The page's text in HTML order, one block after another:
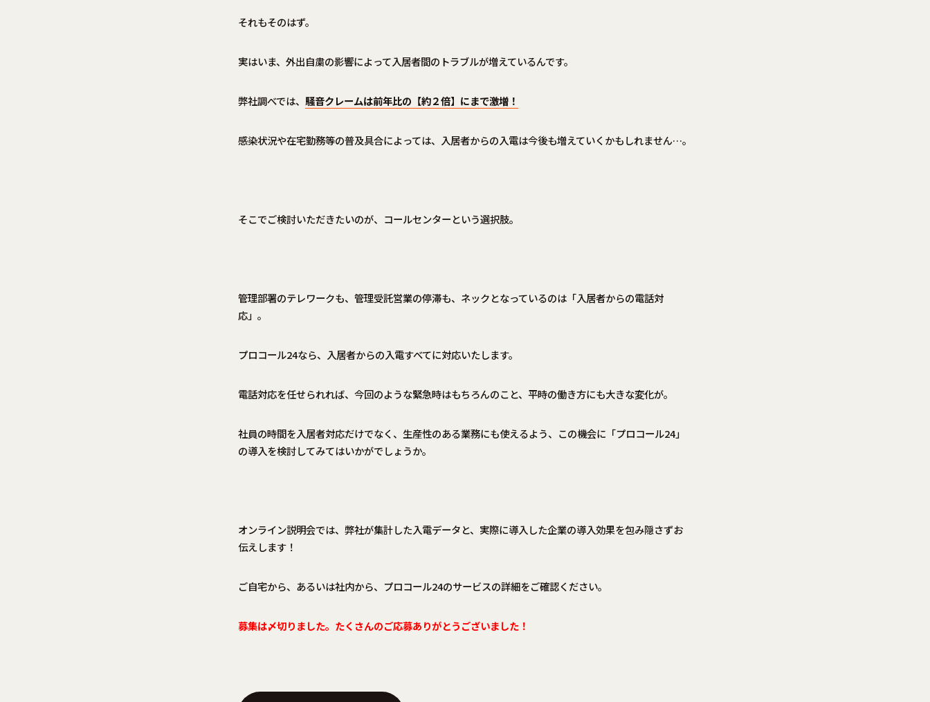
それもそのはず。
実はいま、外出自粛の影響によって入居者間のトラブルが増えているんです。
弊社調べでは、 騒音クレームは前年比の【約２倍】にまで激増！
感染状況や在宅勤務等の普及具合によっては、入居者からの入電は今後も増えていくかもしれません…。
そこでご検討いただきたいのが、コールセンターという選択肢。
管理部署のテレワークも、管理受託営業の停滞も、ネックとなっているのは「入居者からの電話対
応」。
プロコール24なら、入居者からの入電すべてに対応いたします。
電話対応を任せられれば、今回のような緊急時はもちろんのこと、平時の働き方にも大きな変化が。
社員の時間を入居者対応だけでなく、生産性のある業務にも使えるよう、この機会に「プロコール24」
の導入を検討してみてはいかがでしょうか。
オンライン説明会では、弊社が集計した入電データと、実際に導入した企業の導入効果を包み隠さずお
伝えします！
ご自宅から、あるいは社内から、プロコール24のサービスの詳細をご確認ください。
募集は〆切りました。たくさんのご応募ありがとうございました！